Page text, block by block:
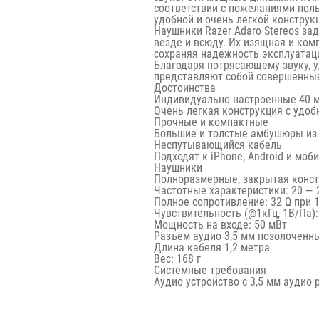
соответствии с пожеланиями
удобной и очень легкой
Наушники Razer Adaro Stereos
везде и всюду. Их изящная и
сохраняя надежность
Благодаря потрясающему звуку,
представляют собой
Достоинства
Индивидуально настроенные
Очень легкая конструкция с
Прочные и компактные
Большие и толстые амбушюры из
Неспутывающийся кабель
Подходят к iPhone, Android и
Наушники
Полноразмерные, закрытая
Частотные характеристики: 20 —
Полное сопротивление: 32 Ω при
Чувствительность (@1кГц, 1В/
Мощность на входе: 50 мВт
Разъем аудио 3,5 мм
Длина кабеля 1,2 метра
Вес: 168 г
Системные требования
Аудио устройство с 3,5 мм аудио